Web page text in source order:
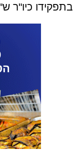
בתפקידו כיו"ר